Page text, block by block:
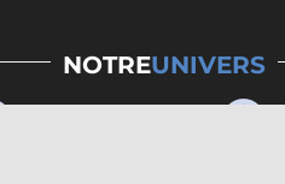
NOTREUNIVERS